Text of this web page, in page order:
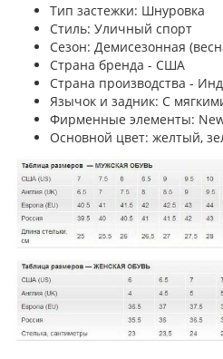
Тип застежки: Шнуровка
Стиль: Уличный спорт
Сезон: Демисезонная
Страна бренда - США
Страна производства -
Язычок и задник: С
Фирменные элементы:
Основной цвет: желтый,